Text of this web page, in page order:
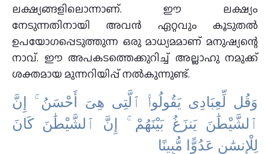
ലക്ഷ്യങ്ങളിലൊന്നാണ്. ഈ ലക്ഷ്യം
നേടുന്നതിനായി അവൻ ഏറ്റവും കൂടുതൽ
ഉപയോഗപ്പെടുത്തുന്ന ഒരു മാധ്യമമാണ് മനുഷ്യന്റെ
നാവ്. ഈ അപകടത്തെക്കുറിച്ച് അല്ലാഹു നമുക്ക്
ശക്തമായ മുന്നറിയിപ്പ് നൽകുന്നുണ്ട്.
وَقُل لِّعِبَادِى يَقُولُوا۟ ٱلَّتِى هِىَ أَحْسَنُ ۚ إِنَّ
ٱلشَّيْطَٰنَ يَنزَغُ بَيْنَهُمْ ۚ إِنَّ ٱلشَّيْطَٰنَ كَانَ
لِلْإِنسَٰنِ عَدُوًّا مُّبِينًا